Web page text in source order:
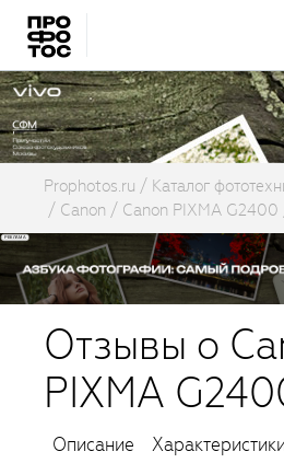
Prophotos.ru Каталог
Canon
Canon PIXMA G2400
Отзывы о
PIXMA
Описание